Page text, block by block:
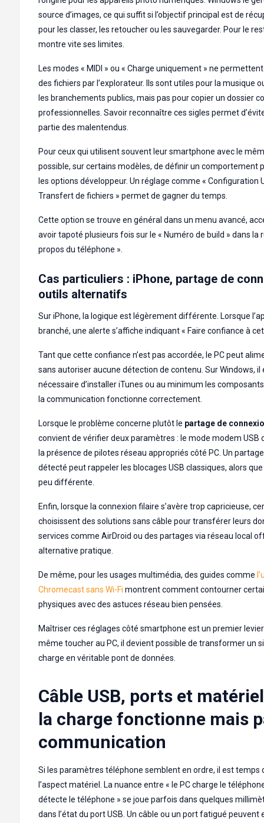
source d’images, ce qui suffit si l’objectif principal est de
pour les classer, les retoucher ou les sauvegarder. Pour le
montre vite ses limites.
Les modes « MIDI » ou « Charge uniquement » ne
des fichiers par l’explorateur. Ils sont utiles pour la musique
les branchements publics, mais pas pour copier un dossier
professionnelles. Savoir reconnaître ces sigles permet
partie des malentendus.
Pour ceux qui utilisent souvent leur smartphone avec le
possible, sur certains modèles, de définir un comportement
les options développeur. Un réglage comme « Configuration
Transfert de fichiers » permet de gagner du temps.
Cette option se trouve en général dans un menu avancé,
avoir tapoté plusieurs fois sur le « Numéro de build » dans la
propos du téléphone ».
Cas particuliers : iPhone, partage de
outils alternatifs
Sur iPhone, la logique est légèrement différente. Lorsque
branché, une alerte s’affiche indiquant « Faire confiance à
Tant que cette confiance n’est pas accordée, le PC peut
sans autoriser aucune détection de contenu. Sur Windows, il
nécessaire d’installer iTunes ou au minimum les
la communication fonctionne correctement.
Lorsque le problème concerne plutôt le partage de
convient de vérifier deux paramètres : le mode modem USB
la présence de pilotes réseau appropriés côté PC. Un
détecté peut rappeler les blocages USB classiques, alors
peu différente.
Enfin, lorsque la connexion filaire s’avère trop capricieuse,
choisissent des solutions sans câble pour transférer leurs
services comme AirDroid ou des partages via réseau local
alternative pratique.
De même, pour les usages multimédia, des guides comme
Chromecast sans Wi-Fi montrent comment contourner
physiques avec des astuces réseau bien pensées.
Maîtriser ces réglages côté smartphone est un premier
même toucher au PC, il devient possible de transformer un
charge en véritable pont de données.
Câble USB, ports et
la charge fonctionne mais
communication
Si les paramètres téléphone semblent en ordre, il est temps
l’aspect matériel. La nuance entre « le PC charge le
détecte le téléphone » se joue parfois dans quelques
dans l’état du port USB. Un câble ou un port fatigué peuvent